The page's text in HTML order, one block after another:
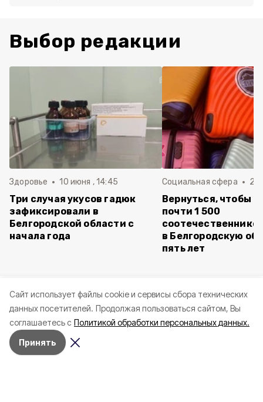
Cайт использует файлы cookie и сервисы сбора технических
данных посетителей. Продолжая пользоваться сайтом, Вы
соглашаетесь с Политикой обработки персональных данных.
Принять
Выбор редакции
Здоровье 10 июня , 14:45
Три случая укусов гадюк
зафиксировали в
Белгородской области с
начала года
Социальная сфера 20
Вернуться, чтобы
почти 1 500
в Белгородскую
пять лет